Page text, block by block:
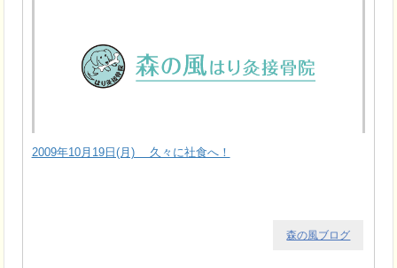
2009年10月19日(月) 久々に社食へ！
森の風ブログ